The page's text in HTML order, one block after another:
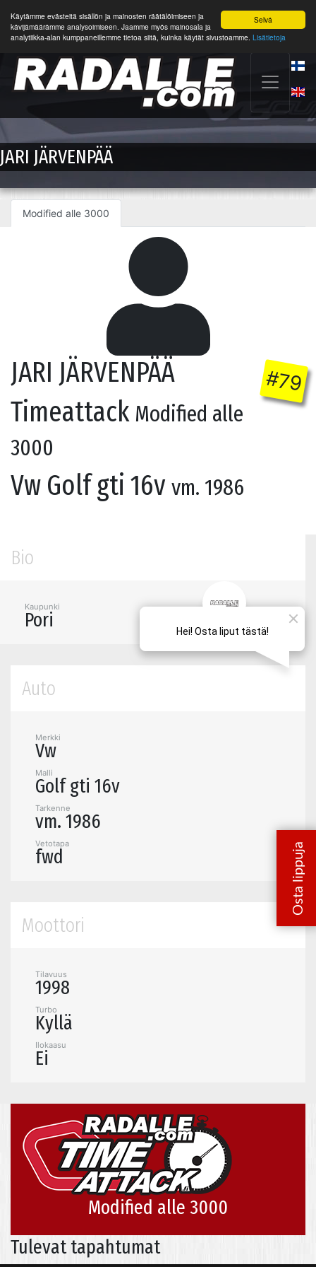
Selvä
Käytämme evästeitä sisällön ja mainosten räätälöimiseen ja
kävijämäärämme analysoimiseen. Jaamme myös mainosala ja
analytiikka-alan kumppaneillemme tietoa siitä, kuinka käytät sivustoamme. Lisätietoja
JARI JÄRVENPÄÄ
Modified alle 3000
#79
JARI JÄRVENPÄÄ
Timeattack Modified alle
3000
Vw Golf gti 16v vm. 1986
Bio
Kaupunki
Pori
Auto
Merkki
Vw
Malli
Golf gti 16v
Tarkenne
vm. 1986
Vetotapa
fwd
Moottori
Tilavuus
1998
Turbo
Kyllä
Ilokaasu
Ei
Modified alle 3000
Tulevat tapahtumat